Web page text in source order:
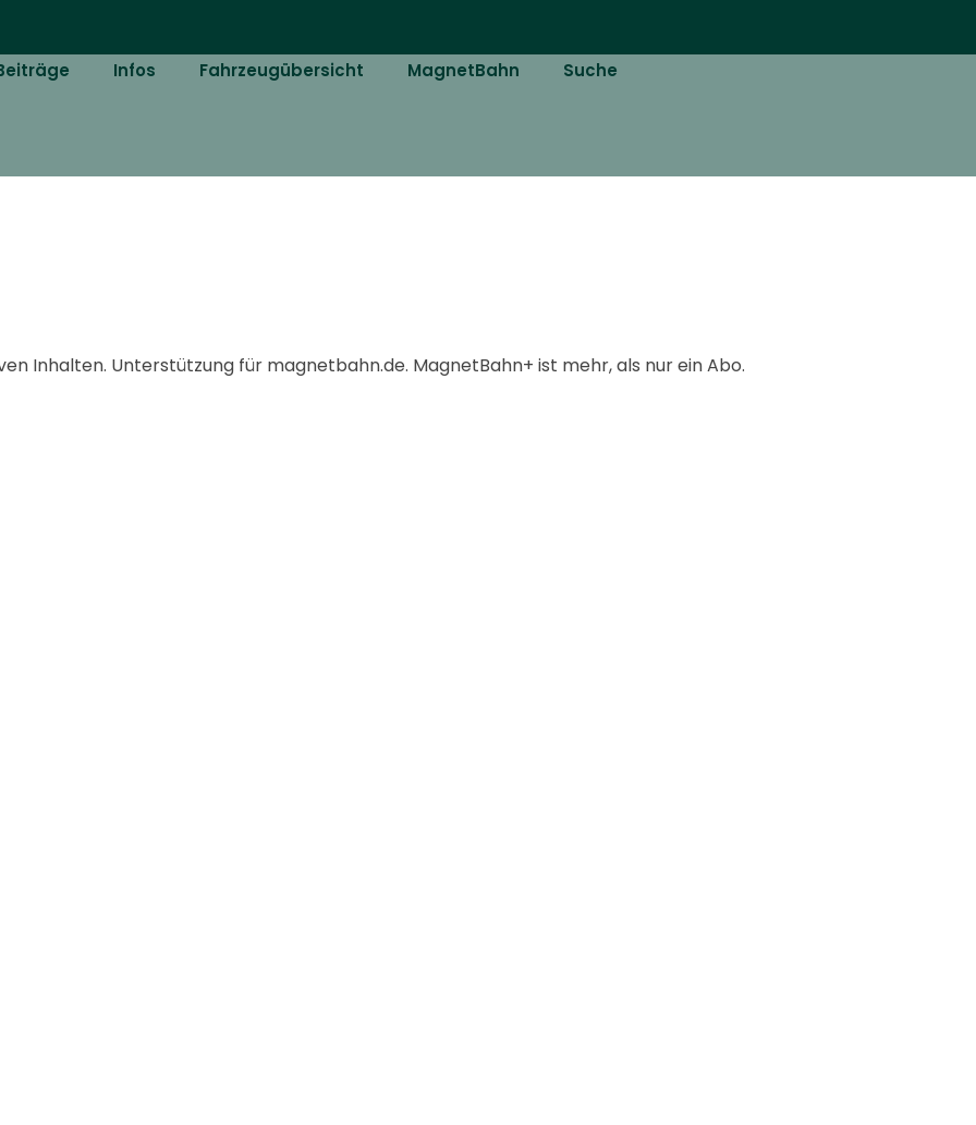
Infos Fahrzeugübersicht MagnetBahn Suche
Inhalten. Unterstützung für magnetbahn.de. MagnetBahn+ ist mehr, als nur ein Abo.